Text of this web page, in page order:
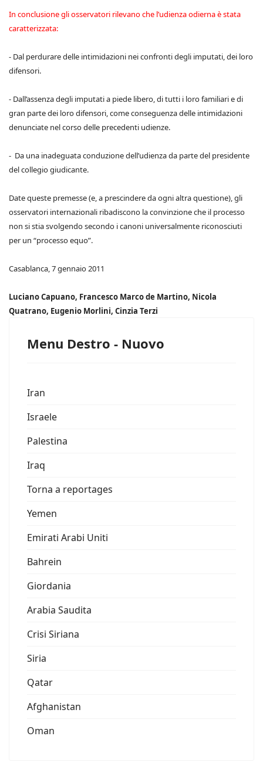
In conclusione gli osservatori rilevano che l’udienza odierna è stata
caratterizzata:
- Dal perdurare delle intimidazioni nei confronti degli imputati, dei loro
difensori.
- Dall’assenza degli imputati a piede libero, di tutti i loro familiari e di
gran parte dei loro difensori, come conseguenza delle intimidazioni
denunciate nel corso delle precedenti udienze.
- Da una inadeguata conduzione dell’udienza da parte del presidente
del collegio giudicante.
Date queste premesse (e, a prescindere da ogni altra questione), gli
osservatori internazionali ribadiscono la convinzione che il processo
non si stia svolgendo secondo i canoni universalmente riconosciuti
per un “processo equo”.
Casablanca, 7 gennaio 2011
Luciano Capuano, Francesco Marco de Martino, Nicola
Quatrano, Eugenio Morlini, Cinzia Terzi
Menu Destro - Nuovo
Iran
Israele
Palestina
Iraq
Torna a reportages
Yemen
Emirati Arabi Uniti
Bahrein
Giordania
Arabia Saudita
Crisi Siriana
Siria
Qatar
Afghanistan
Oman